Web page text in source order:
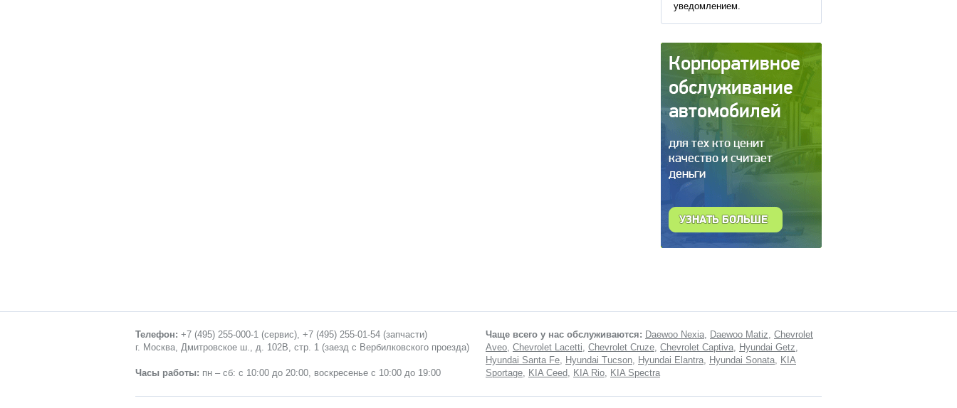
уведомлением.
Телефон: +7 (495) 255-000-1 (сервис), +7 (495) 255-01-54 (запчасти)
г. Москва, Дмитровское ш., д. 102В, стр. 1 (заезд с Вербилковского проезда)
Часы работы: пн – сб: с 10:00 до 20:00, воскресенье с 10:00 до 19:00
Чаще всего у нас обслуживаются: Daewoo Nexia, Daewoo Matiz, Chevrolet
Aveo, Chevrolet Lacetti, Chevrolet Cruze, Chevrolet Captiva, Hyundai Getz,
Hyundai Santa Fe, Hyundai Tucson, Hyundai Elantra, Hyundai Sonata, KIA
Sportage, KIA Ceed, KIA Rio, KIA Spectra